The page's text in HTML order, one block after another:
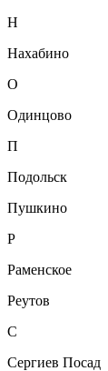
Н
Нахабино
О
Одинцово
П
Подольск
Пушкино
Р
Раменское
Реутов
С
Сергиев Посад